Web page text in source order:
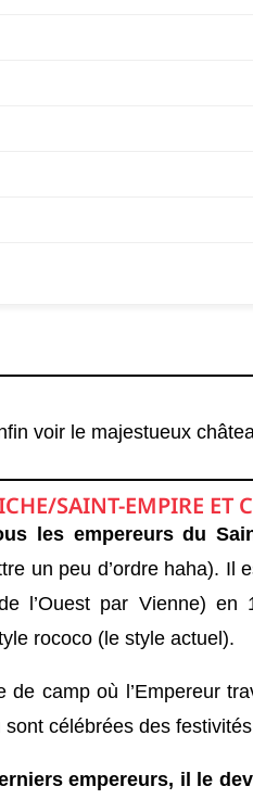
voir le majestueux
SAINT-EMPIRE ET
les empereurs du
un peu d’ordre haha). Il
l’Ouest par Vienne)
rococo (le style actuel).
camp où l’Empereur
célébrées des
empereurs, il le